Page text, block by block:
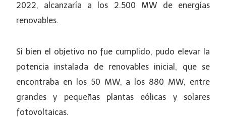
2022, alcanzaría a los 2.500 MW de energías
renovables.
Si bien el objetivo no fue cumplido, pudo elevar la
potencia instalada de renovables inicial, que se
encontraba en los 50 MW, a los 880 MW, entre
grandes y pequeñas plantas eólicas y solares
fotovoltaicas.